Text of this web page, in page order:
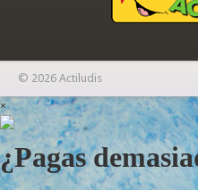
© 2026 Actiludis
×
¿Pagas